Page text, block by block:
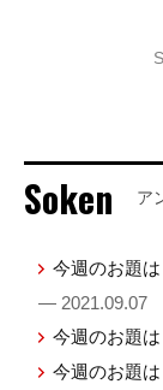
Soken ア
今週のお題
— 2021.09.07
今週のお題
今週のお題